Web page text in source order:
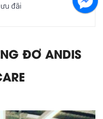
đãi
ĐƠ ANDIS